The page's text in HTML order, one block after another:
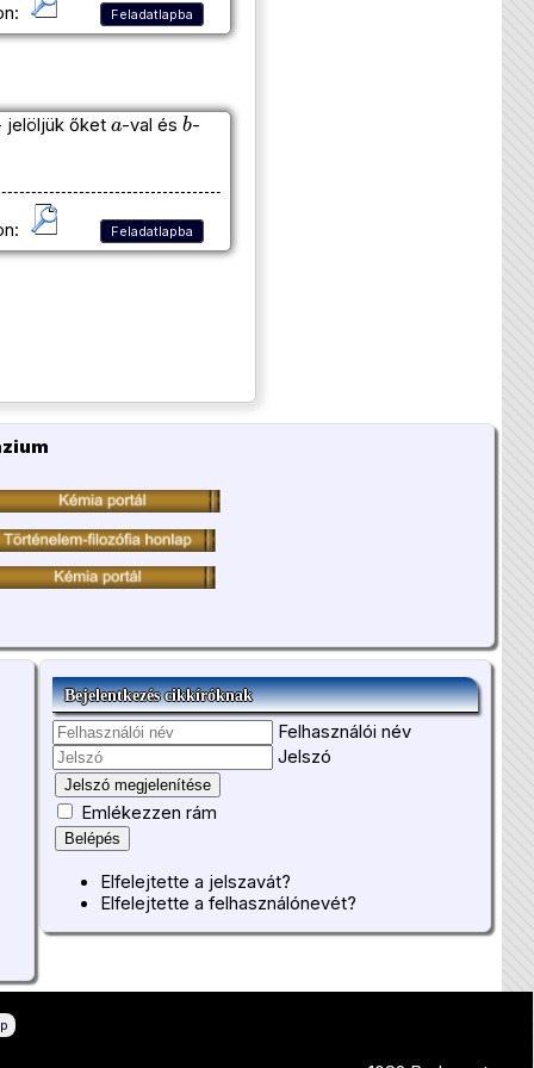
Feladatlapba
jelöljük őket
a
-val és
b
-
Feladatlapba
Bejelentkezés cikkíróknak
Felhasználói név
Jelszó
Jelszó megjelenítése
Emlékezzen rám
Belépés
Elfelejtette a jelszavát?
Elfelejtette a felhasználónevét?